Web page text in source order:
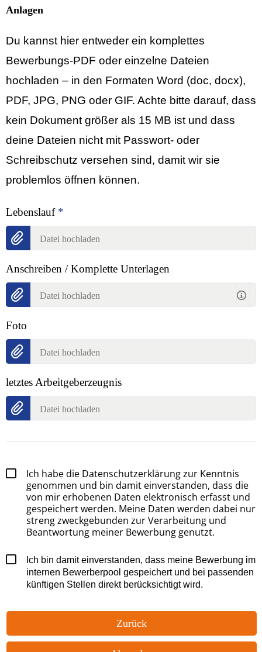
Anlagen
Du kannst hier entweder ein komplettes
Bewerbungs‑PDF oder einzelne Dateien
hochladen – in den Formaten Word (doc, docx),
PDF, JPG, PNG oder GIF. Achte bitte darauf, dass
kein Dokument größer als 15 MB ist und dass
deine Dateien nicht mit Passwort- oder
Schreibschutz versehen sind, damit wir sie
problemlos öffnen können.
Lebenslauf *
Datei hochladen
Anschreiben / Komplette Unterlagen
Datei hochladen
Foto
Datei hochladen
letztes Arbeitgeberzeugnis
Datei hochladen
Ich habe die Datenschutzerklärung zur Kenntnis
genommen und bin damit einverstanden, dass die
von mir erhobenen Daten elektronisch erfasst und
gespeichert werden. Meine Daten werden dabei nur
streng zweckgebunden zur Verarbeitung und
Beantwortung meiner Bewerbung genutzt.
Ich bin damit einverstanden, dass meine Bewerbung im
internen Bewerberpool gespeichert und bei passenden
künftigen Stellen direkt berücksichtigt wird.
Zurück